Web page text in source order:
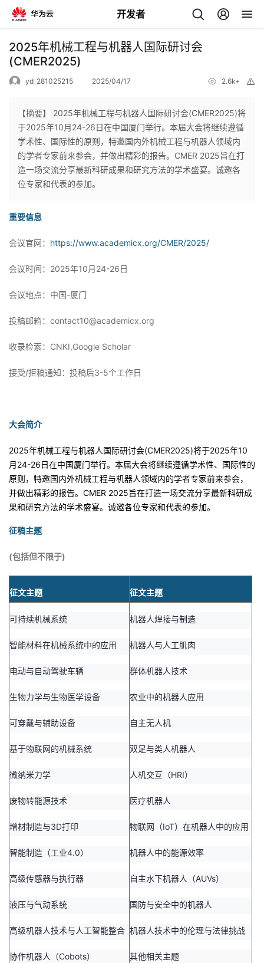
开发者
返
回
个
人
我
的
博
我
的
坛
我
圈
子
的
直
播
我
的
活
动
我
的
关
我
的
者
课
程
的
认
证
我
的
实
验
我
的
收
藏
我
支
支
持
声
建
议
2025年机械工程与机器人国际研讨会
(CMER2025)
yd_281025215 2025/04/17 2.6k+
【摘要】 2025年机械工程与机器人国际研讨会(CMER2025)将
于2025年10月24-26日在中国厦门举行。本届大会将继续遵循
学术性、国际性的原则，特邀国内外机械工程与机器人领域内
的学者专家前来参会，并做出精彩的报告。CMER 2025旨在打
造一场交流分享最新科研成果和研究方法的学术盛宴。诚邀各
位专家和代表的参加。
重要信息
会议官网： https://www.academicx.org/CMER/2025/
会议时间：2025年10月24-26日
会议地点：中国-厦门
投稿邮箱：contact10@academicx.org
收录检索：CNKI,Google Scholar
接受/拒稿通知：投稿后3-5个工作日
大会简介
2025年机械工程与机器人国际研讨会(CMER2025)将于2025年10
月24-26日在中国厦门举行。本届大会将继续遵循学术性、国际性的
原则，特邀国内外机械工程与机器人领域内的学者专家前来参会，
并做出精彩的报告。 CMER 2025旨在打造一场交流分享最新科研成
果和研究方法的学术盛宴。诚邀各位专家和代表的参加。
征稿主题
(包括但不限于)
征文主题 征文主题
可持续机械系统
智能材料在机械系统中的应用
电动与自动驾驶车辆
生物力学与生物医学设备
可穿戴与辅助设备
基于物联网的机械系统
微纳米力学
废物转能源技术
增材制造与3D打印
智能制造（工业4.0）
高级传感器与执行器
液压与气动系统
高级机器人技术与人工智能整合
协作机器人（Cobots）
机器人焊接与制造
机器人与人工肌肉
群体机器人技术
农业中的机器人应用
自主无人机
双足与类人机器人
人机交互（HRI）
医疗机器人
物联网（IoT）在机器人中的应用
机器人中的能源效率
自主水下机器人（AUVs）
国防与安全中的机器人
机器人技术中的伦理与法律挑战
其他相关主题